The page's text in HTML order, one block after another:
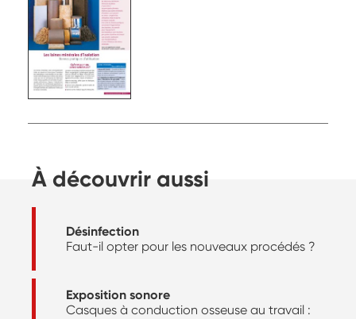
À découvrir aussi
Désinfection
Faut-il opter pour les nouveaux procédés ?
Exposition sonore
Casques à conduction osseuse au travail :